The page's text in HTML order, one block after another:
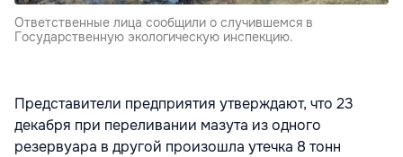
Ответственные лица сообщили о случившемся в
Государственную экологическую инспекцию.
Представители предприятия утверждают, что 23
декабря при переливании мазута из одного
резервуара в другой произошла утечка 8 тонн